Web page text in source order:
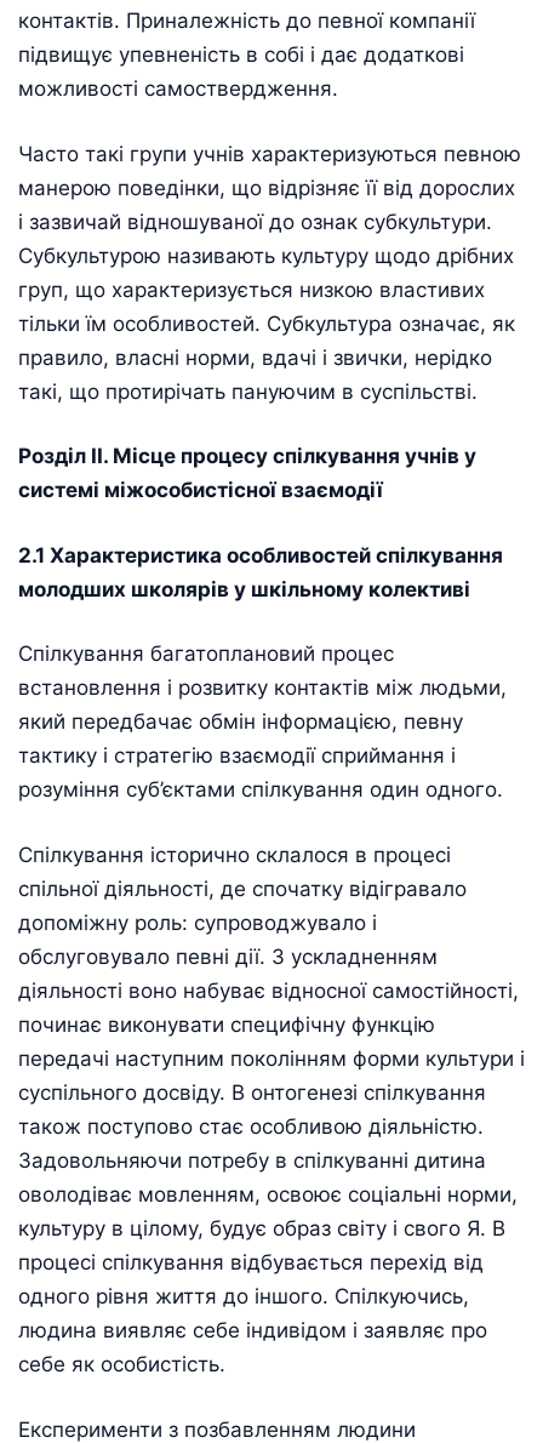
контактів. Приналежність до певної компанії
підвищує упевненість в собі і дає додаткові
можливості самоствердження.
Часто такі групи учнів характеризуються певною
манерою поведінки, що відрізняє її від дорослих
і зазвичай відношуваної до ознак субкультури.
Субкультурою називають культуру щодо дрібних
груп, що характеризується низкою властивих
тільки їм особливостей. Субкультура означає, як
правило, власні норми, вдачі і звички, нерідко
такі, що протирічать пануючим в суспільстві.
Розділ ІІ. Місце процесу спілкування учнів у
системі міжособистісної взаємодії
2.1 Характеристика особливостей спілкування
молодших школярів у шкільному колективі
Спiлкування багатоплановий процес
встановлення i розвитку контактiв мiж людьми,
який передбачає обмiн iнформацiєю, певну
тактику i стратегiю взаємодiї сприймання i
розумiння суб’єктами спiлкування один одного.
Спілкування iсторично склалося в процесi
спiльної дiяльностi, де спочатку вiдiгравало
допомiжну роль: супроводжувало i
обслуговувало певні дії. З ускладненням
дiяльностi воно набуває вiдносної самостiйностi,
починає виконувати специфiчну функцiю
передачi наступним поколiнням форми культури i
суспiльного досвiду. В онтогенезi спiлкування
також поступово стає особливою дiяльнiстю.
Задовольняючи потребу в спiлкуваннi дитина
оволодiває мовленням, освоює соцiальнi норми,
культуру в цiлому, будує образ свiту i свого Я. В
процесi спiлкування вiдбувається перехiд від
одного рiвня життя до iншого. Спiлкуючись,
людина виявляє себе iндивiдом i заявляє про
себе як особистiсть.
Експерименти з позбавленням людини